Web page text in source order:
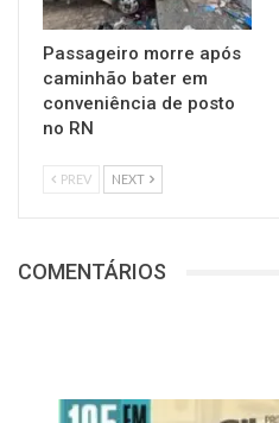
Passageiro morre após
caminhão bater em
conveniência de posto
no RN
PREV NEXT
COMENTÁRIOS